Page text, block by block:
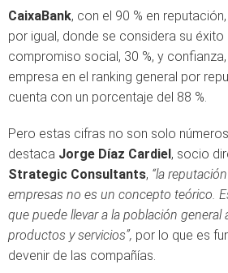
CaixaBank, con el 90 % en
por igual, donde se considera su éxito
compromiso social, 30 %, y confianza,
empresa en el ranking general por
cuenta con un porcentaje del 88 %.
Pero estas cifras no son solo
destaca Jorge Díaz Cardiel, socio
Strategic Consultants, “la
empresas no es un concepto teórico.
que puede llevar a la población
productos y servicios”, por lo que es
devenir de las compañías.